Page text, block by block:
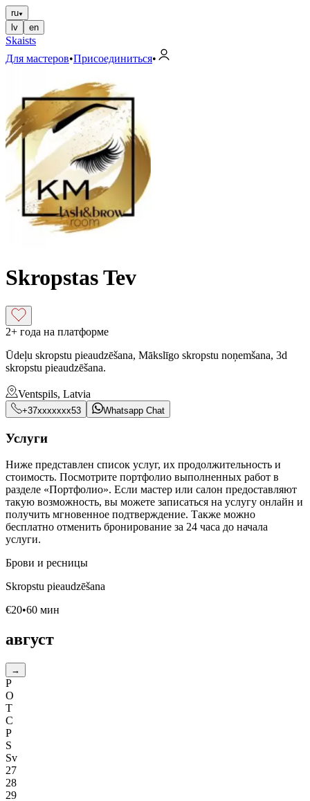
ru
lv
en
Skaists
Для мастеров•Присоединиться•
Skropstas Tev
2+ года на платформе
Ūdeļu skropstu pieaudzēšana, Mākslīgo skropstu noņemšana, 3d
skropstu pieaudzēšana.
Ventspils, Latvia
+37xxxxxxx53 Whatsapp Chat
Услуги
Ниже представлен список услуг, их продолжительность и
стоимость. Посмотрите портфолио выполненных работ в
разделе «Портфолио». Если мастер или салон предоставляют
такую возможность, вы можете записаться на услугу онлайн и
получить мгновенное подтверждение. Также можно
бесплатно отменить бронирование за 24 часа до начала
услуги.
Брови и ресницы
Skropstu pieaudzēšana
€20•60 мин
август
→
P
O
T
C
P
S
Sv
27
28
29